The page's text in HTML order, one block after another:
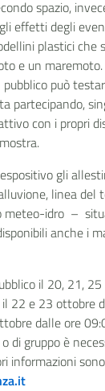
spazio,
effetti degli
plastici che
e un
può
partecipando,
con i propri
gli
linea del
meteo-idro –
anche i
il 20, 21,
22 e 23 ottobre
dalle ore
di gruppo è
informazioni